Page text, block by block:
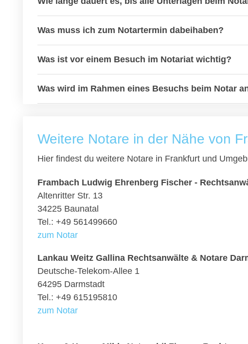
Was muss ich zum Notartermin dabeihaben?
Was ist vor einem Besuch im Notariat wichtig?
Was wird im Rahmen eines Besuchs beim Notar
Weitere Notare in der Nähe von
Hier findest du weitere Notare in Frankfurt und
Frambach Ludwig Ehrenberg Fischer -
Altenritter Str. 13
34225 Baunatal
Tel.: +49 561499660
zum Notar
Lankau Weitz Gallina Rechtsanwälte & Notare
Deutsche-Telekom-Allee 1
64295 Darmstadt
Tel.: +49 615195810
zum Notar